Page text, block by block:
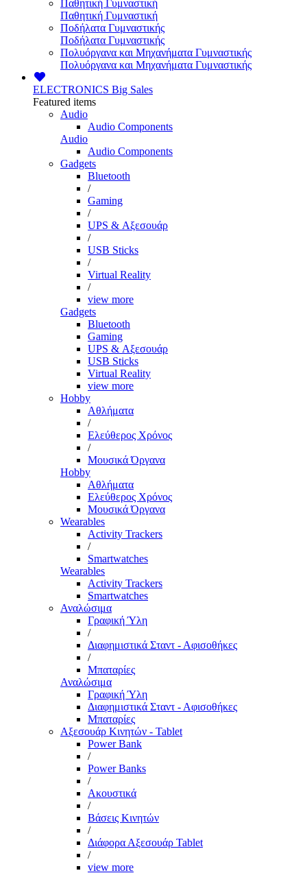
Παθητική Γυμναστική
Παθητική Γυμναστική
Ποδήλατα Γυμναστικής
Ποδήλατα Γυμναστικής
Πολυόργανα και Μηχανήματα Γυμναστικής
Πολυόργανα και Μηχανήματα Γυμναστικής
ELECTRONICS Big Sales
Featured items
Audio
Audio Components
Audio
Audio Components
Gadgets
Bluetooth
/
Gaming
/
UPS & Αξεσουάρ
/
USB Sticks
/
Virtual Reality
/
view more
Gadgets
Bluetooth
Gaming
UPS & Αξεσουάρ
USB Sticks
Virtual Reality
view more
Hobby
Αθλήματα
/
Ελεύθερος Χρόνος
/
Μουσικά Όργανα
Hobby
Αθλήματα
Ελεύθερος Χρόνος
Μουσικά Όργανα
Wearables
Activity Trackers
/
Smartwatches
Wearables
Activity Trackers
Smartwatches
Αναλώσιμα
Γραφική Ύλη
/
Διαφημιστικά Σταντ - Αφισοθήκες
/
Μπαταρίες
Αναλώσιμα
Γραφική Ύλη
Διαφημιστικά Σταντ - Αφισοθήκες
Μπαταρίες
Αξεσουάρ Κινητών - Tablet
Power Bank
/
Power Banks
/
Ακουστικά
/
Βάσεις Κινητών
/
Διάφορα Αξεσουάρ Tablet
/
view more